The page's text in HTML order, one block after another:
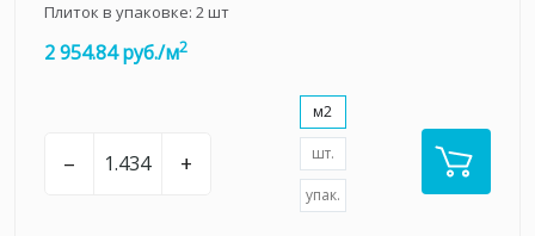
Плиток в упаковке: 2шт
2 954.84 руб./м2
– +
м2
шт.
упак.